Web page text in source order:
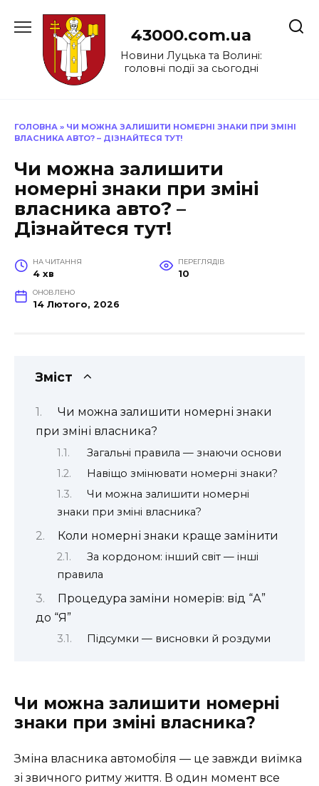
до
43000.com.ua
Новини Луцька та Волині:
головні події за сьогодні
ГОЛОВНА » ЧИ МОЖНА ЗАЛИШИТИ НОМЕРНІ ЗНАКИ ПРИ ЗМІНІ
ВЛАСНИКА АВТО? – ДІЗНАЙТЕСЯ ТУТ!
Чи можна залишити
номерні знаки при зміні
власника авто? –
Дізнайтеся тут!
НА ЧИТАННЯ
4 хв
ПЕРЕГЛЯДІВ
10
ОНОВЛЕНО
14 Лютого, 2026
Зміст
Чи можна залишити номерні знаки
при зміні власника?
Загальні правила — знаючи основи
Навіщо змінювати номерні знаки?
Чи можна залишити номерні
знаки при зміні власника?
Коли номерні знаки краще замінити
За кордоном: інший світ — інші
правила
Процедура заміни номерів: від “А”
до “Я”
Підсумки — висновки й роздуми
Чи можна залишити номерні
знаки при зміні власника?
Зміна власника автомобіля — це завжди виїмка
зі звичного ритму життя. В один момент все